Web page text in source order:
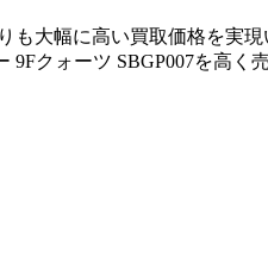
大幅に高い買取価格を実
クォーツ SBGP007を高く